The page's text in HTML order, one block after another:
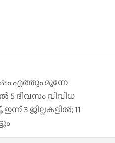
എത്തും മുന്നേ
5 ദിവസം വിവിധ
3 ജില്ലകളിൽ; 11